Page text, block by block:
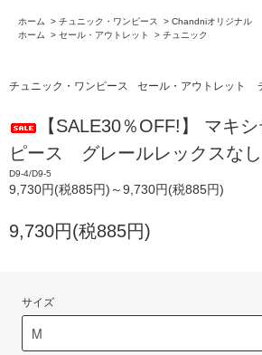
ホーム > チュニック・ワンピース > Chandniオリジナル
ホーム
> セール・アウトレット > チュニック
チュニック・ワンピース セール・アウトレット
【SALE30％OFF!】 マキ
ピース グレールレックスな
D9-4/D9-5
9,730円(税885円)～9,730円(税885円)
9,730円(税885円)
サイズ